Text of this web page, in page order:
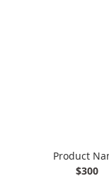
Product
$300